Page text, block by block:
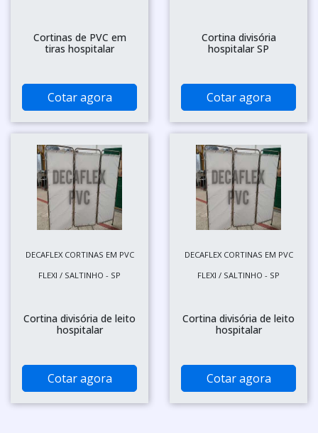
Cortinas de PVC em
tiras hospitalar
Cotar agora
Cortina divisória
hospitalar SP
Cotar agora
DECAFLEX CORTINAS EM PVC
FLEXI / SALTINHO - SP
Cortina divisória de leito
hospitalar
Cotar agora
DECAFLEX CORTINAS EM PVC
FLEXI / SALTINHO - SP
Cortina divisória de leito
hospitalar
Cotar agora